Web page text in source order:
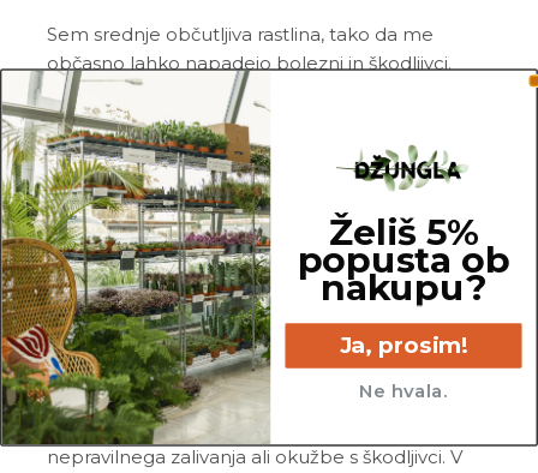
Sem srednje občutljiva rastlina, tako da me
občasno lahko napadejo bolezni in škodljivci.
Najbolj pogosto me napadejo listne uši in pršice.
Zato me redno pregleduj in me ob znakih
škodljivcev pozdravi z insekticidom ali mešanico
Neem tonika
in vode.
Pogoste težave
Odpadanje listov:svoje liste po navadi
odvržem ob nenadnih spremembah
temperature in nivoja svetlobe, neustreznem
zalivanju, okužbi s škodljivci ali pa tudi po
presajanju. Načeloma ti ni potrebno skrbeti,
razen če misliš, da je odpadanje listov posledica
nepravilnega zalivanja ali okužbe s škodljivci. V
Želiš 5%
popusta ob
nakupu?
Ja, prosim!
Ne hvala.